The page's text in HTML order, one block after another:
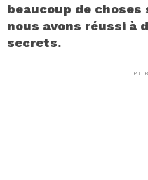
beaucoup de
nous avons réussi à
secrets.